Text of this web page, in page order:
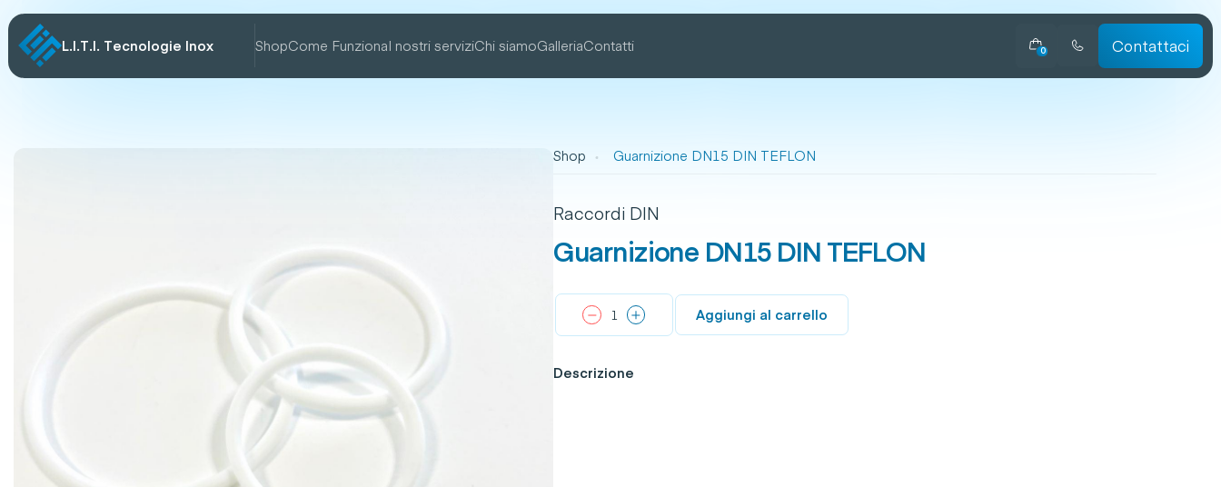
L.I.T.I. Tecnologie Inox ShopCome FunzionaI nostri serviziChi siamoGalleriaContatti 0 Contattaci
Shop Guarnizione DN15 DIN TEFLON
Raccordi DIN
Guarnizione DN15 DIN TEFLON
Aggiungi al carrello
Descrizione